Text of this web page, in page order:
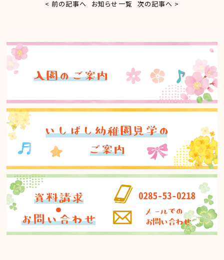
< 前の記事へ お知らせ一覧 次の記事へ >